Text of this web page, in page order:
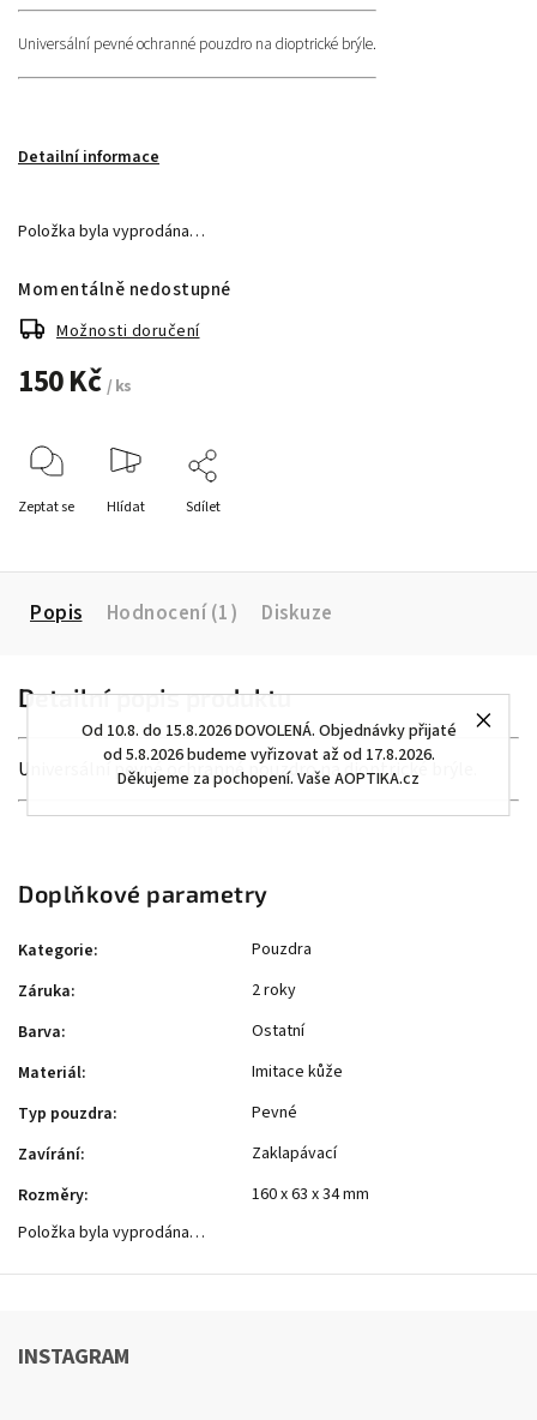
Od 10.8. do 15.8.2026 DOVOLENÁ. Objednávky přijaté
od 5.8.2026 budeme vyřizovat až od 17.8.2026.
Děkujeme za pochopení. Vaše AOPTIKA.cz
Universální pevné ochranné pouzdro na dioptrické brýle.
Detailní informace
Položka byla vyprodána…
150 Kč / ks
Momentálně nedostupné
Možnosti doručení
Zeptat se Hlídat Sdílet
Popis Hodnocení (1) Diskuze
Detailní popis produktu
Universální pevné ochranné pouzdro na dioptrické brýle.
Doplňkové parametry
Kategorie:
Pouzdra
Záruka:
2 roky
Barva:
Ostatní
Materiál:
Imitace kůže
Typ pouzdra:
Pevné
Zavírání:
Zaklapávací
Rozměry:
160 x 63 x 34 mm
Položka byla vyprodána…
INSTAGRAM